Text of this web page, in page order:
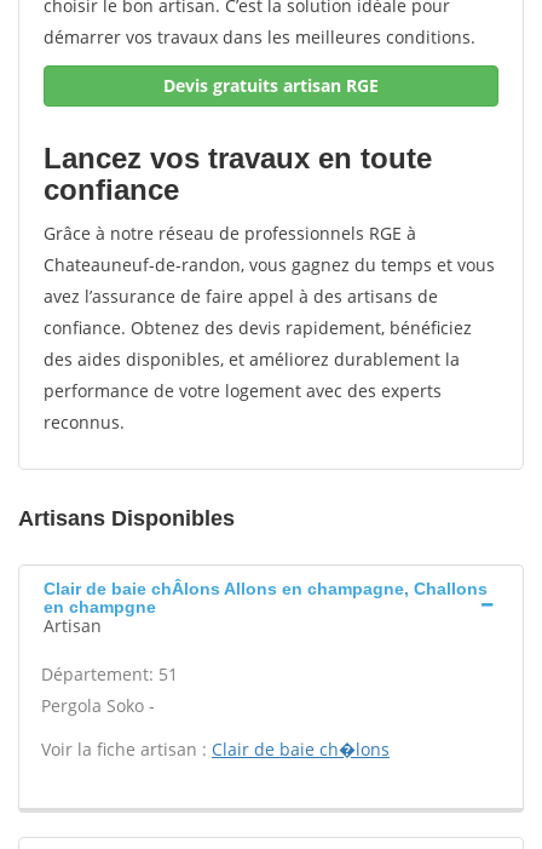
choisir le bon artisan. C’est la solution idéale pour
démarrer vos travaux dans les meilleures conditions.
Devis gratuits artisan RGE
Lancez vos travaux en toute
confiance
Grâce à notre réseau de professionnels RGE à
Chateauneuf-de-randon, vous gagnez du temps et vous
avez l’assurance de faire appel à des artisans de
confiance. Obtenez des devis rapidement, bénéficiez
des aides disponibles, et améliorez durablement la
performance de votre logement avec des experts
reconnus.
Artisans Disponibles
Clair de baie chÂlons Allons en champagne, Challons
en champgne
Artisan
Département: 51
Pergola Soko -
Voir la fiche artisan : Clair de baie ch�lons